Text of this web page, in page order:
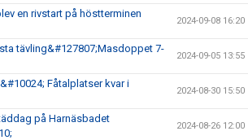
en rivstart på höstterminen
2024-09-08 16:20
tävling&#127807;Masdoppet 7-
2024-09-05 13:55
Fåtalplatser kvar i
2024-08-30 15:50
på Harnäsbadet
2024-08-26 12:00